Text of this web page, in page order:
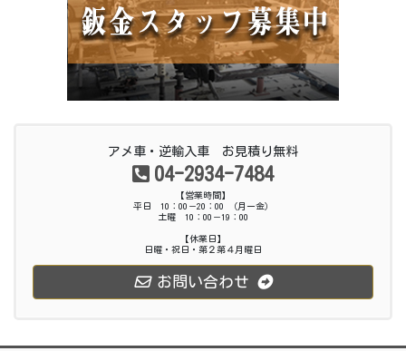
アメ車・逆輸入車 お見積り無料
04-2934-7484
【営業時間】
平日 10：00－20：00 （月ー金）
土曜 10：00－19：00
【休業日】
日曜・祝日・第２第４月曜日
お問い合わせ